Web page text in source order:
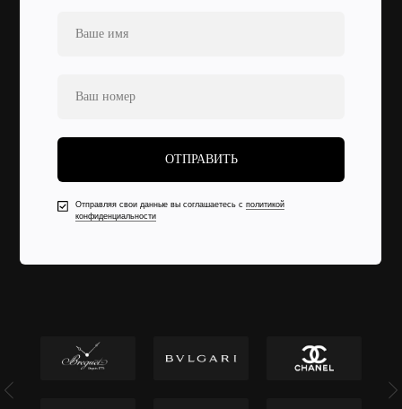
ОТПРАВИТЬ
Отправляя свои данные вы соглашаетесь с политикой
конфиденциальности